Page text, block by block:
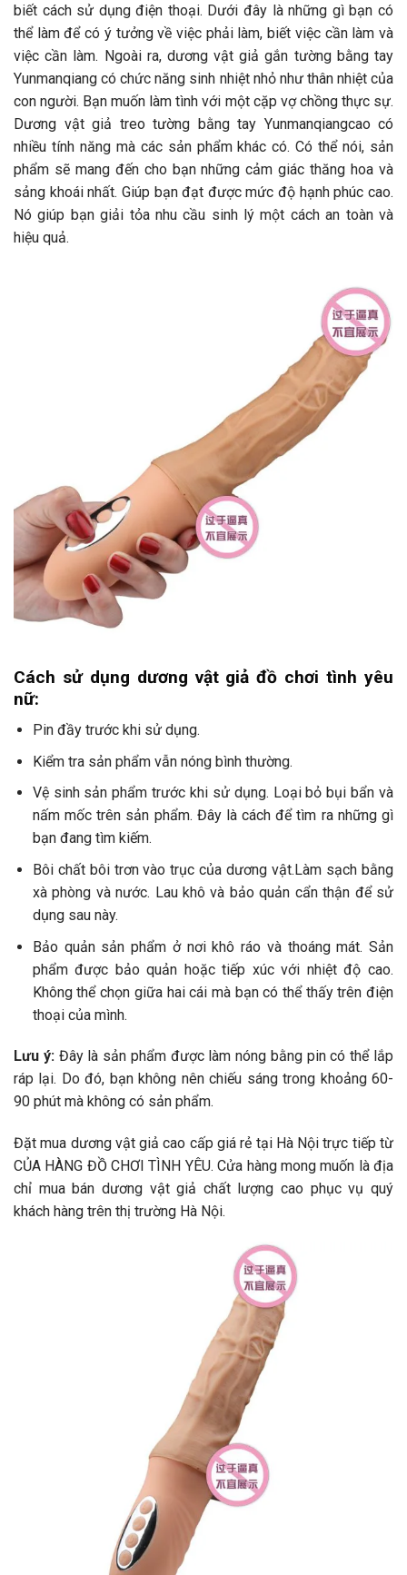
biết cách sử dụng điện thoại. Dưới đây là những gì bạn có
thể làm để có ý tưởng về việc phải làm, biết việc cần làm và
việc cần làm. Ngoài ra, dương vật giả gắn tường bằng tay
Yunmanqiang có chức năng sinh nhiệt nhỏ như thân nhiệt của
con người. Bạn muốn làm tình với một cặp vợ chồng thực sự.
Dương vật giả treo tường bằng tay Yunmanqiangcao có
nhiều tính năng mà các sản phẩm khác có. Có thể nói, sản
phẩm sẽ mang đến cho bạn những cảm giác thăng hoa và
sảng khoái nhất. Giúp bạn đạt được mức độ hạnh phúc cao.
Nó giúp bạn giải tỏa nhu cầu sinh lý một cách an toàn và
hiệu quả.
Cách sử dụng dương vật giả đồ chơi tình yêu
nữ:
Pin đầy trước khi sử dụng.
Kiểm tra sản phẩm vẫn nóng bình thường.
Vệ sinh sản phẩm trước khi sử dụng. Loại bỏ bụi bẩn và
nấm mốc trên sản phẩm. Đây là cách để tìm ra những gì
bạn đang tìm kiếm.
Bôi chất bôi trơn vào trục của dương vật.Làm sạch bằng
xà phòng và nước. Lau khô và bảo quản cẩn thận để sử
dụng sau này.
Bảo quản sản phẩm ở nơi khô ráo và thoáng mát. Sản
phẩm được bảo quản hoặc tiếp xúc với nhiệt độ cao.
Không thể chọn giữa hai cái mà bạn có thể thấy trên điện
thoại của mình.
Lưu ý:Đây là sản phẩm được làm nóng bằng pin có thể lắp
ráp lại. Do đó, bạn không nên chiếu sáng trong khoảng 60-
90 phút mà không có sản phẩm.
Đặt mua dương vật giả cao cấp giá rẻ tại Hà Nội trực tiếp từ
CỦA HÀNG ĐỒ CHƠI TÌNH YÊU. Cửa hàng mong muốn là địa
chỉ mua bán dương vật giả chất lượng cao phục vụ quý
khách hàng trên thị trường Hà Nội.